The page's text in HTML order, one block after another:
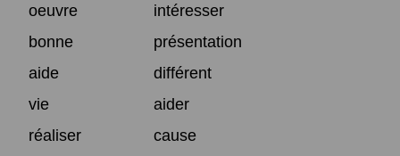
oeuvre
intéresser
bonne
présentation
aide
différent
vie
aider
réaliser
cause